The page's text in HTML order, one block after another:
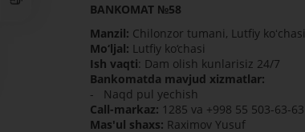
BANKOMAT №58
Manzil: Chilonzor tumani, Lutfiy koʻchasi
Mo‘ljal: Lutfiy ko‘chasi
Ish vaqti: Dam olish kunlarisiz 24/7
Bankomatda mavjud xizmatlar:
- Naqd pul yechish
Call-markaz: 1285 va +998 55 503-63-63
Mas'ul shaxs: Raximov Yusuf